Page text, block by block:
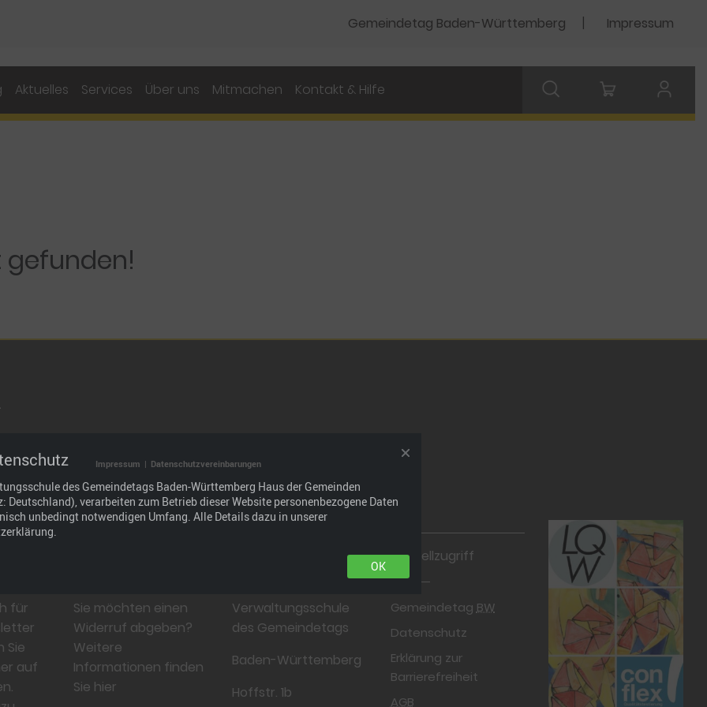
Gemeindetag Baden-Württemberg Impressum
Aktuelles Services Über uns Mitmachen Kontakt & Hilfe
Bildungsangebot, das wir durch den
und Partnern weiterentwickeln: im Interesse der
und wirtschaftlich.
für
Sie
auf
Sie möchten einen
Widerruf abgeben?
Weitere
Informationen finden
Sie hier
Verwaltungsschule
des Gemeindetags
Baden-Württemberg
Hoffstr. 1b
Schnellzugriff
Gemeindetag BW
Datenschutz
Erklärung zur
Barrierefreiheit
AGB
Impressum | Datenschutzvereinbarungen
des Gemeindetags Baden-Württemberg Haus der Gemeinden
Deutschland), verarbeiten zum Betrieb dieser Website personenbezogene Daten
unbedingt notwendigen Umfang. Alle Details dazu in unserer
OK